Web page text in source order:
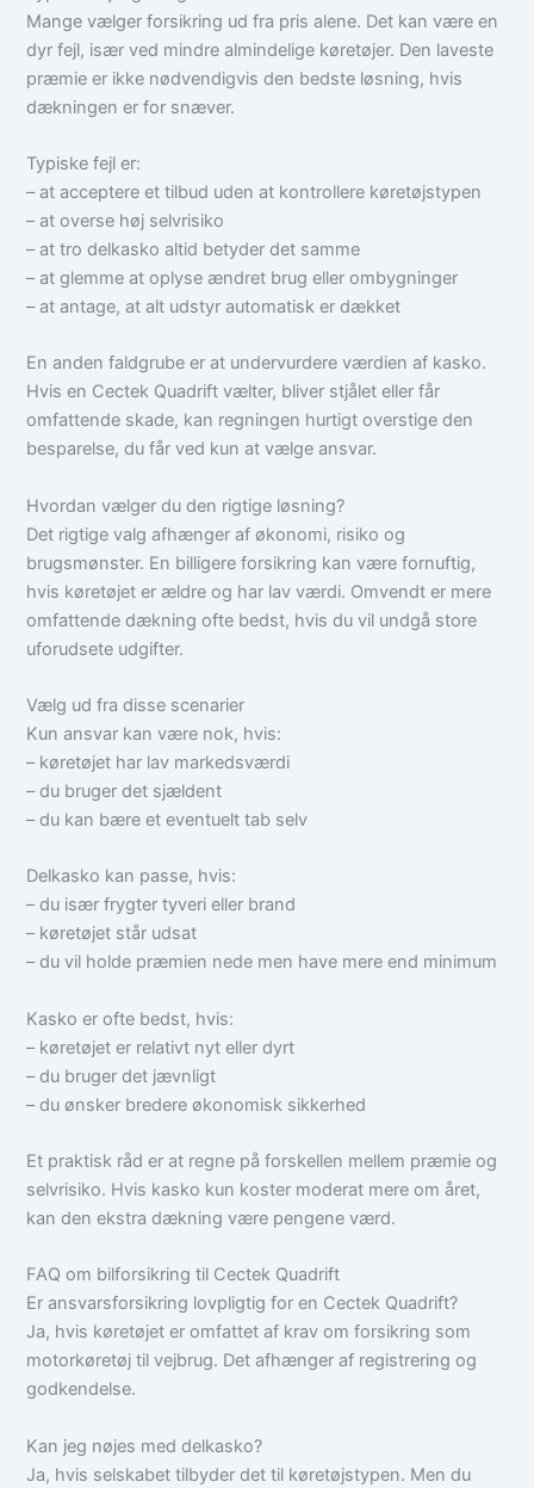
Mange vælger forsikring ud fra pris alene. Det kan være en
dyr fejl, især ved mindre almindelige køretøjer. Den laveste
præmie er ikke nødvendigvis den bedste løsning, hvis
dækningen er for snæver.
Typiske fejl er:
– at acceptere et tilbud uden at kontrollere køretøjstypen
– at overse høj selvrisiko
– at tro delkasko altid betyder det samme
– at glemme at oplyse ændret brug eller ombygninger
– at antage, at alt udstyr automatisk er dækket
En anden faldgrube er at undervurdere værdien af kasko.
Hvis en Cectek Quadrift vælter, bliver stjålet eller får
omfattende skade, kan regningen hurtigt overstige den
besparelse, du får ved kun at vælge ansvar.
Hvordan vælger du den rigtige løsning?
Det rigtige valg afhænger af økonomi, risiko og
brugsmønster. En billigere forsikring kan være fornuftig,
hvis køretøjet er ældre og har lav værdi. Omvendt er mere
omfattende dækning ofte bedst, hvis du vil undgå store
uforudsete udgifter.
Vælg ud fra disse scenarier
Kun ansvar kan være nok, hvis:
– køretøjet har lav markedsværdi
– du bruger det sjældent
– du kan bære et eventuelt tab selv
Delkasko kan passe, hvis:
– du især frygter tyveri eller brand
– køretøjet står udsat
– du vil holde præmien nede men have mere end minimum
Kasko er ofte bedst, hvis:
– køretøjet er relativt nyt eller dyrt
– du bruger det jævnligt
– du ønsker bredere økonomisk sikkerhed
Et praktisk råd er at regne på forskellen mellem præmie og
selvrisiko. Hvis kasko kun koster moderat mere om året,
kan den ekstra dækning være pengene værd.
FAQ om bilforsikring til Cectek Quadrift
Er ansvarsforsikring lovpligtig for en Cectek Quadrift?
Ja, hvis køretøjet er omfattet af krav om forsikring som
motorkøretøj til vejbrug. Det afhænger af registrering og
godkendelse.
Kan jeg nøjes med delkasko?
Ja, hvis selskabet tilbyder det til køretøjstypen. Men du